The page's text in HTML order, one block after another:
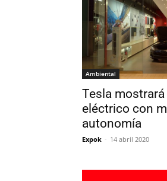
Ambiental
Tesla
eléctrico con
autonomía
Expok - 14 abril 2020